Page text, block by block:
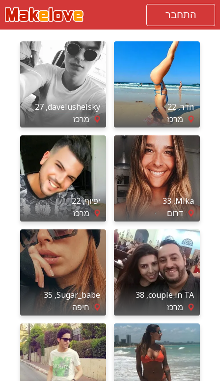
התחבר
הדר, 22
מרכז
davelushelsky
, 27
מרכז
Mika
, 33
דרום
יפיוף, 22
מרכז
couple in TA
, 38
מרכז
Sugar_babe
, 35
חיפה